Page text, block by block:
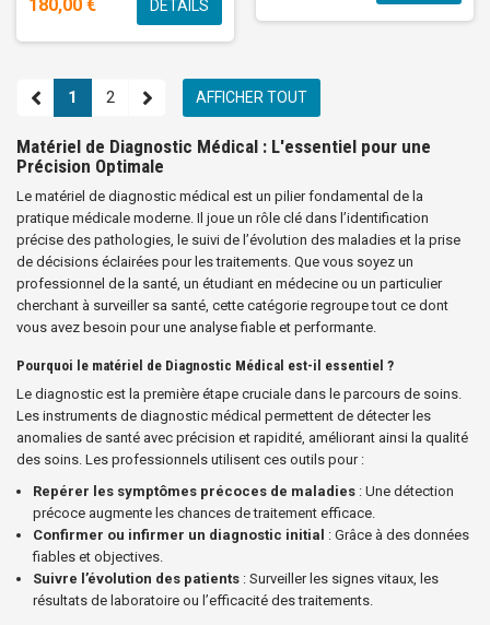
180,00 € DÉTAILS
1 2 AFFICHER TOUT
Matériel de Diagnostic Médical : L'essentiel pour une
Précision Optimale
Le matériel de diagnostic médical est un pilier fondamental de la
pratique médicale moderne. Il joue un rôle clé dans l’identification
précise des pathologies, le suivi de l’évolution des maladies et la prise
de décisions éclairées pour les traitements. Que vous soyez un
professionnel de la santé, un étudiant en médecine ou un particulier
cherchant à surveiller sa santé, cette catégorie regroupe tout ce dont
vous avez besoin pour une analyse fiable et performante.
Pourquoi le matériel de Diagnostic Médical est-il essentiel ?
Le diagnostic est la première étape cruciale dans le parcours de soins.
Les instruments de diagnostic médical permettent de détecter les
anomalies de santé avec précision et rapidité, améliorant ainsi la qualité
des soins. Les professionnels utilisent ces outils pour :
Repérer les symptômes précoces de maladies : Une détection
précoce augmente les chances de traitement efficace.
Confirmer ou infirmer un diagnostic initial : Grâce à des données
fiables et objectives.
Suivre l’évolution des patients : Surveiller les signes vitaux, les
résultats de laboratoire ou l’efficacité des traitements.